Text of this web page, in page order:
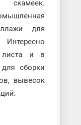
скамеек.
для
листа и в
для сборки
вывесок